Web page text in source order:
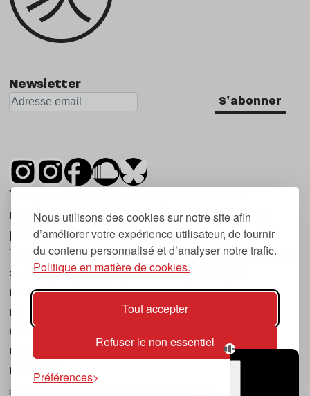
Nous utilisons des cookies sur notre site afin
d’améliorer votre expérience utilisateur, de fournir
du contenu personnalisé et d’analyser notre trafic.
Politique en matière de cookies.
Tout accepter
Refuser le non essentiel
Préférences
Newsletter
S'abonner
Tsugi est un mensuel indépendant sur la
musique et les nouvelles tendances, dont la
première parution date de 2007.
Tsugi en japonais signifie « prochain », « suivant
», ce qui correspond à la thématique du
magazine, à l’affût des nouvelles tendances
musicales, qu’elles viennent de la musique
électronique, du rock ou du hip hop, et des
nouveaux phénomènes de société liés à la
musique.
POLITIQUE DE COOKIES (UE)